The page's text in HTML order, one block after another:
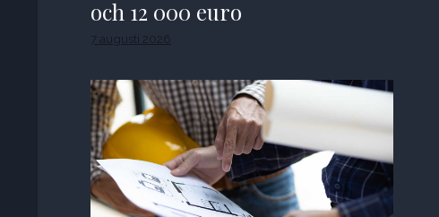
och 12 000 euro
7 augusti 2026